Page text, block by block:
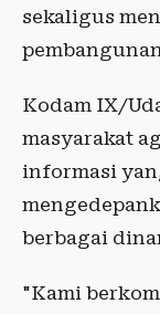
sekaligus
Kodam IX/
masyarakat
informasi
berbagai
"Kami